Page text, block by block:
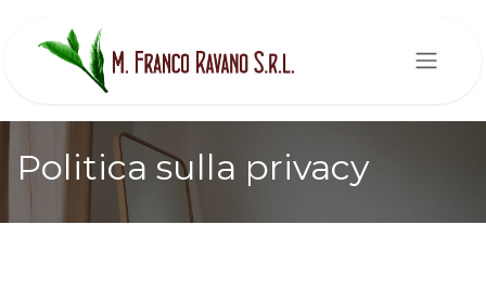
Politica sulla privacy